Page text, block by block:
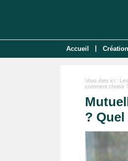
Accueil
Vous êtes ici :
comment choisir
?